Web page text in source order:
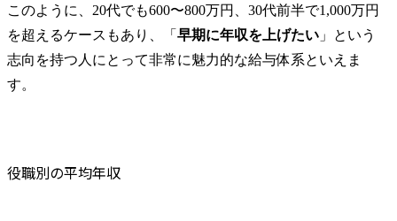
このように、20代でも600〜800万円、30代前半で1,000万円
を超えるケースもあり、「 早期に年収を上げたい 」という
志向を持つ人にとって非常に魅力的な給与体系といえま
す。
役職別の平均年収